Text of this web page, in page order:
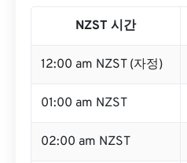
NZST 시간
12:00 am NZST (자정)
01:00 am NZST
02:00 am NZST